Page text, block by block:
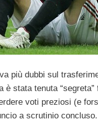
più dubbi sul
è stata tenuta
voti preziosi (e
a scrutinio concluso.